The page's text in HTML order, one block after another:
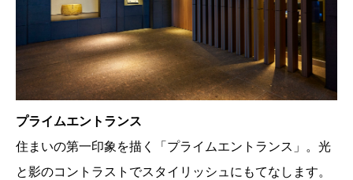
プライムエントランス
住まいの第一印象を描く「プライムエントランス」。光
と影のコントラストでスタイリッシュにもてなします。